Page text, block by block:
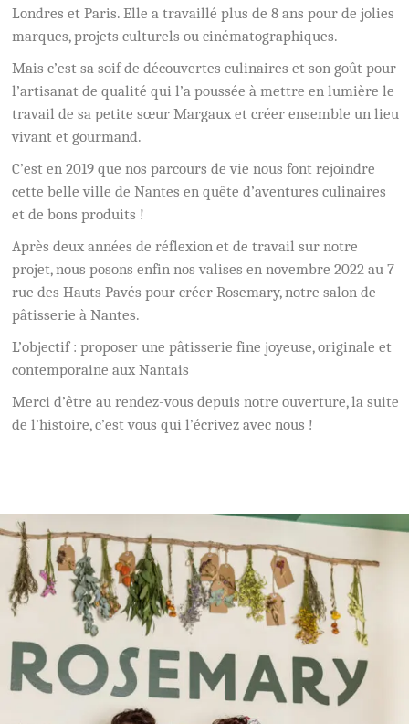
Londres et Paris. Elle a travaillé plus de 8 ans pour de jolies
marques, projets culturels ou cinématographiques.
Mais c’est sa soif de découvertes culinaires et son goût pour
l’artisanat de qualité qui l’a poussée à mettre en lumière le
travail de sa petite sœur Margaux et créer ensemble un lieu
vivant et gourmand.
C’est en 2019 que nos parcours de vie nous font rejoindre
cette belle ville de Nantes en quête d’aventures culinaires
et de bons produits !
Après deux années de réflexion et de travail sur notre
projet, nous posons enfin nos valises en novembre 2022 au 7
rue des Hauts Pavés pour créer Rosemary, notre salon de
pâtisserie à Nantes.
L’objectif : proposer une pâtisserie fine joyeuse, originale et
contemporaine aux Nantais
Merci d’être au rendez-vous depuis notre ouverture, la suite
de l’histoire, c’est vous qui l’écrivez avec nous !